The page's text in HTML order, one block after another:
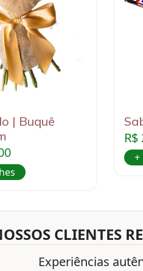
| Buquê
R$
+
CLIENTES
Experiências